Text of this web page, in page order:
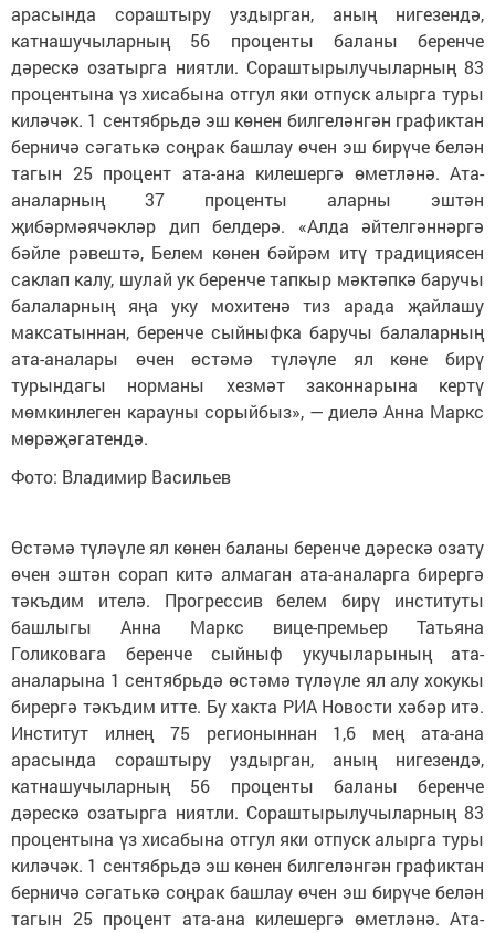
арасында сораштыру уздырган, аның нигезендә,
катнашучыларның 56 проценты баланы беренче
дәрескә озатырга ниятли. Сораштырылучыларның 83
процентына үз хисабына отгул яки отпуск алырга туры
киләчәк. 1 сентябрьдә эш көнен билгеләнгән графиктан
берничә сәгатькә соңрак башлау өчен эш бирүче белән
тагын 25 процент ата-ана килешергә өметләнә. Ата-
аналарның 37 проценты аларны эштән
җибәрмәячәкләр дип белдерә. «Алда әйтелгәннәргә
бәйле рәвештә, Белем көнен бәйрәм итү традициясен
саклап калу, шулай ук беренче тапкыр мәктәпкә баручы
балаларның яңа уку мохитенә тиз арада җайлашу
максатыннан, беренче сыйныфка баручы балаларның
ата-аналары өчен өстәмә түләүле ял көне бирү
турындагы норманы хезмәт законнарына кертү
мөмкинлеген карауны сорыйбыз», — диелә Анна Маркс
мөрәҗәгатендә.
Фото: Владимир Васильев
Өстәмә түләүле ял көнен баланы беренче дәрескә озату
өчен эштән сорап китә алмаган ата-аналарга бирергә
тәкъдим ителә. Прогрессив белем бирү институты
башлыгы Анна Маркс вице-премьер Татьяна
Голиковага беренче сыйныф укучыларының ата-
аналарына 1 сентябрьдә өстәмә түләүле ял алу хокукы
бирергә тәкъдим итте. Бу хакта РИА Новости хәбәр итә.
Институт илнең 75 регионыннан 1,6 мең ата-ана
арасында сораштыру уздырган, аның нигезендә,
катнашучыларның 56 проценты баланы беренче
дәрескә озатырга ниятли. Сораштырылучыларның 83
процентына үз хисабына отгул яки отпуск алырга туры
киләчәк. 1 сентябрьдә эш көнен билгеләнгән графиктан
берничә сәгатькә соңрак башлау өчен эш бирүче белән
тагын 25 процент ата-ана килешергә өметләнә. Ата-